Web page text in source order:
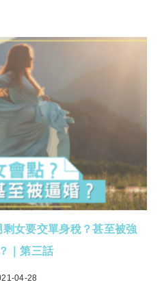
剩女要交單身稅？甚至被強
｜第三話
04-28